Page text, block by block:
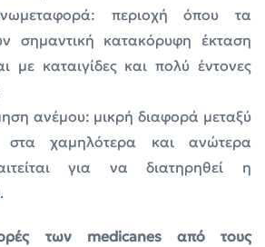
περιοχή όπου τα
σημαντική κατακόρυφη έκταση
με καταιγίδες και πολύ έντονες
ανέμου: μικρή διαφορά μεταξύ
χαμηλότερα και ανώτερα
για να διατηρηθεί η
των medicanes από τους